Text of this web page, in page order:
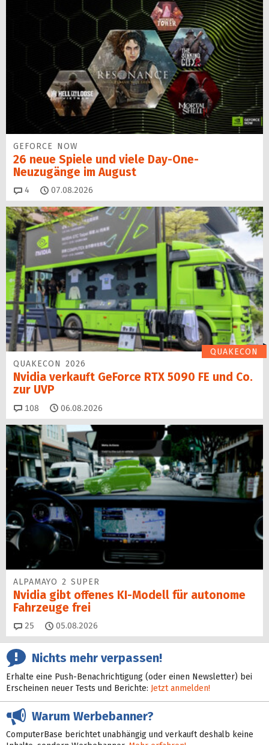
GEFORCE NOW
26 neue Spiele und viele Day-One-
Neuzugänge im August
4 Kommentare
07.08.2026
QUAKECON
QUAKECON 2026
Nvidia verkauft GeForce RTX 5090 FE und Co.
zur UVP
108 Kommentare
06.08.2026
ALPAMAYO 2 SUPER
Nvidia gibt offenes KI-Modell für autonome
Fahrzeuge frei
25 Kommentare
05.08.2026
Nichts mehr verpassen!
Erhalte eine Push-Benachrichtigung (oder einen Newsletter) bei
Erscheinen neuer Tests und Berichte: Jetzt anmelden!
Warum Werbebanner?
ComputerBase berichtet unabhängig und verkauft deshalb keine